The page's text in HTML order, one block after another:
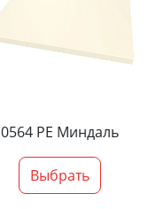
0564 PE Миндаль
Выбрать